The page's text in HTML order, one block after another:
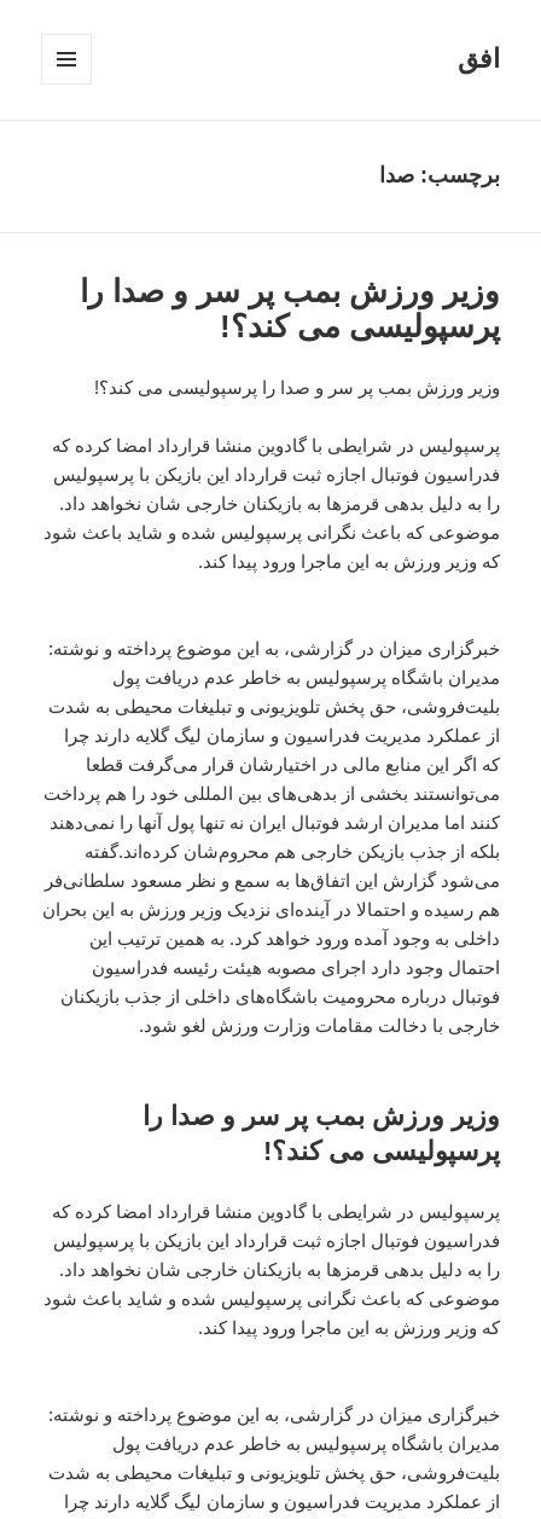
افق
برچسب:صدا
وزیر ورزش بمب پر سر و صدا را
پرسپولیسی می کند؟!
وزیر ورزش بمب پر سر و صدا را پرسپولیسی می کند؟!
پرسپولیس در شرایطی با گادوین منشا قرارداد امضا کرده که
فدراسیون فوتبال اجازه ثبت قرارداد این بازیکن با پرسپولیس
را به دلیل بدهی قرمزها به بازیکنان خارجی شان نخواهد داد.
موضوعی که باعث نگرانی پرسپولیس شده و شاید باعث شود
که وزیر ورزش به این ماجرا ورود پیدا کند.
خبرگزاری میزان در گزارشی، به این موضوع پرداخته و نوشته:
مدیران باشگاه پرسپولیس به خاطر عدم دریافت پول
بلیت‌فروشی، حق پخش تلویزیونی و تبلیغات محیطی به شدت
از عملکرد مدیریت فدراسیون و سازمان لیگ گلایه دارند چرا
که اگر این منابع مالی در اختیارشان قرار می‌گرفت قطعا
می‌توانستند بخشی از بدهی‌های بین المللی خود را هم پرداخت
کنند اما مدیران ارشد فوتبال ایران نه تنها پول آنها را نمی‌دهند
بلکه از جذب بازیکن خارجی هم محروم‌شان کرده‌اند.گفته
می‌شود گزارش این اتفاق‌ها به سمع و نظر مسعود سلطانی‌فر
هم رسیده و احتمالا در آینده‌ای نزدیک وزیر ورزش به این بحران
داخلی به وجود آمده ورود خواهد کرد. به همین ترتیب این
احتمال وجود دارد اجرای مصوبه هیئت رئیسه فدراسیون
فوتبال درباره محرومیت باشگاه‌های داخلی از جذب بازیکنان
خارجی با دخالت مقامات وزارت ورزش لغو شود.
وزیر ورزش بمب پر سر و صدا را
پرسپولیسی می کند؟!
پرسپولیس در شرایطی با گادوین منشا قرارداد امضا کرده که
فدراسیون فوتبال اجازه ثبت قرارداد این بازیکن با پرسپولیس
را به دلیل بدهی قرمزها به بازیکنان خارجی شان نخواهد داد.
موضوعی که باعث نگرانی پرسپولیس شده و شاید باعث شود
که وزیر ورزش به این ماجرا ورود پیدا کند.
خبرگزاری میزان در گزارشی، به این موضوع پرداخته و نوشته:
مدیران باشگاه پرسپولیس به خاطر عدم دریافت پول
بلیت‌فروشی، حق پخش تلویزیونی و تبلیغات محیطی به شدت
از عملکرد مدیریت فدراسیون و سازمان لیگ گلایه دارند چرا